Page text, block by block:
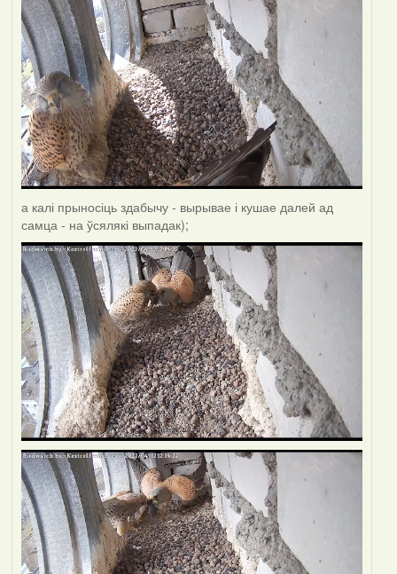
а калі прыносіць здабычу - вырывае і кушае далей ад
самца - на ўсялякі выпадак);